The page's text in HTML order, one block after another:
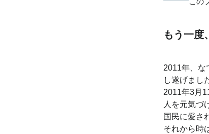
もう一度
2011年、な
し遂げまし
2011年3月
人を元気づ
国民に愛さ
それから時